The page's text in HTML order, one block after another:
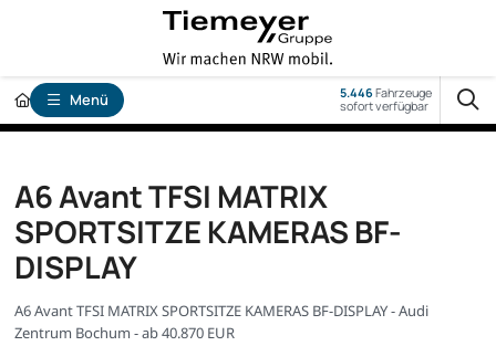
Menü 5.446Fahrzeuge
sofort verfügbar
A6 Avant TFSI MATRIX
SPORTSITZE KAMERAS BF-
DISPLAY
A6 Avant TFSI MATRIX SPORTSITZE KAMERAS BF-DISPLAY - Audi
Zentrum Bochum - ab 40.870 EUR